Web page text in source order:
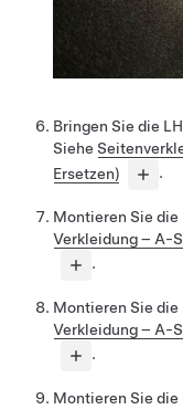
Bringen Sie die
Siehe
Ersetzen)
.
Montieren Sie
Verkleidung – A-
.
Montieren Sie
Verkleidung – A-
.
Montieren Sie die